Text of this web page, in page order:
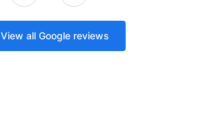
View all Google reviews